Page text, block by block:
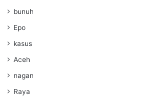
bunuh
Epo
kasus
Aceh
nagan
Raya